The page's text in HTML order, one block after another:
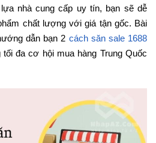
nhà cung cấp uy tín, bạn sẽ dễ
chất lượng với giá tận gốc. Bài
dẫn bạn 2 cách săn sale 1688
tối đa cơ hội mua hàng Trung Quốc